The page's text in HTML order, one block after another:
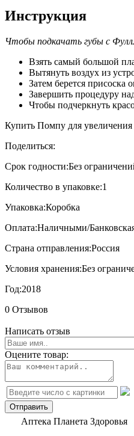
Инструкция
Чтобы подкачать губы с
Взять самый большой
Вытянуть воздух из
Затем берется
Завершить процедуру
Чтобы подчеркнуть
Купить Помпу для увеличения
Поделиться:
Срок годности:Без
Количество в упаковке:1
Упаковка:Коробка
Оплата:Наличными/
Страна отправления:Россия
Условия хранения:Без
Год:2018
0 Отзывов
Написать отзыв
Оцените товар:
Аптека Планета Здоровья